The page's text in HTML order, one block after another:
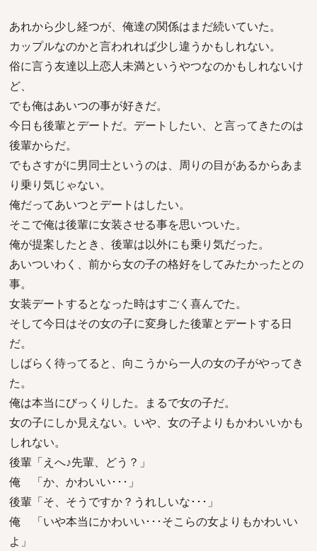
あれから少し経つが、俺達の関係はまだ続いていた。
カップルなのかと言われれば少し違うかもしれない。
俗に言う友達以上恋人未満というやつなのかもしれないけ
ど、
でも俺はあいつの事が好きだ。
今日も後輩とデートだ。デートしたい、と言ってきたのは
後輩からだ。
でもさすがに男同士というのは、周りの目があるからあま
り乗り気じゃない。
俺だってあいつとデートはしたい。
そこで俺は後輩に女装させる事を思いついた。
俺が提案したとき、後輩は以外にも乗り気だった。
あいついわく、前から女の子の格好をしてみたかったとの
事。
女装デートするとなった時はすごく喜んでた。
そして今日はその女の子に変身した後輩とデートする日
だ。
しばらく待ってると、向こうから一人の女の子がやってき
た。
俺は本当にびっくりした。まるで女の子だ。
女の子にしか見えない。いや、女の子よりもかわいいかも
しれない。
後輩「えへ♪先輩、どう？」
俺 「か、かわいい･･･」
後輩「そ、そうですか？うれしいな･･･」
俺 「いや本当にかわいい･･･そこらの女よりもかわいい
よ」